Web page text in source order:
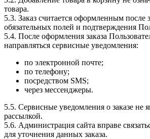
товара.
5.3. Заказ считается оформленным после
обязательных полей и подтверждения
5.4. После оформления заказа
направляться сервисные уведомления:
по электронной почте;
по телефону;
посредством SMS;
через мессенджеры.
5.5. Сервисные уведомления о заказе не
рассылкой.
5.6. Администрация сайта вправе
для уточнения данных заказа.